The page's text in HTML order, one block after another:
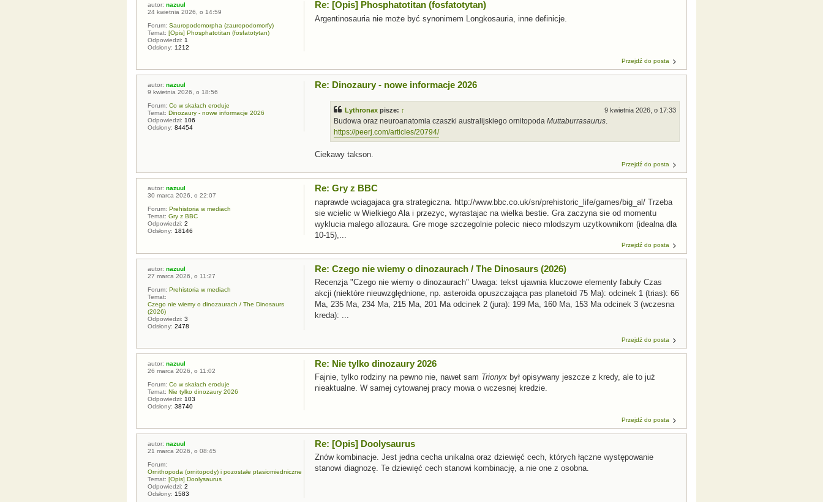
autor: nazuul
24 kwietnia 2026, o 14:59
Forum: Sauropodomorpha (zauropodomorfy)
Temat: [Opis] Phosphatotitan (fosfatotytan)
Odpowiedzi: 1
Odsłony: 1212
Re: [Opis] Phosphatotitan (fosfatotytan)
Argentinosauria nie może być synonimem Longkosauria, inne definicje.
Przejdź do posta
autor: nazuul
9 kwietnia 2026, o 18:56
Forum: Co w skałach eroduje
Temat: Dinozaury - nowe informacje 2026
Odpowiedzi: 106
Odsłony: 84454
Re: Dinozaury - nowe informacje 2026
Lythronaxpisze: ↑ 9 kwietnia 2026, o 17:33
Budowa oraz neuroanatomia czaszki australijskiego ornitopoda Muttaburrasaurus.
https://peerj.com/articles/20794/
Ciekawy takson.
Przejdź do posta
autor: nazuul
30 marca 2026, o 22:07
Forum: Prehistoria w mediach
Temat: Gry z BBC
Odpowiedzi: 2
Odsłony: 18146
Re: Gry z BBC
naprawde wciagajaca gra strategiczna. http://www.bbc.co.uk/sn/prehistoric_life/games/big_al/ Trzeba
sie wcielic w Wielkiego Ala i przezyc, wyrastajac na wielka bestie. Gra zaczyna sie od momentu
wyklucia malego allozaura. Gre moge szczegolnie polecic nieco mlodszym uzytkownikom (idealna dla
10-15),...
Przejdź do posta
autor: nazuul
27 marca 2026, o 11:27
Forum: Prehistoria w mediach
Temat:
Czego nie wiemy o dinozaurach / The Dinosaurs
(2026)
Odpowiedzi: 3
Odsłony: 2478
Re: Czego nie wiemy o dinozaurach / The Dinosaurs (2026)
Recenzja "Czego nie wiemy o dinozaurach" Uwaga: tekst ujawnia kluczowe elementy fabuły Czas
akcji (niektóre nieuwzględnione, np. asteroida opuszczająca pas planetoid 75 Ma): odcinek 1 (trias): 66
Ma, 235 Ma, 234 Ma, 215 Ma, 201 Ma odcinek 2 (jura): 199 Ma, 160 Ma, 153 Ma odcinek 3 (wczesna
kreda): ...
Przejdź do posta
autor: nazuul
26 marca 2026, o 11:02
Forum: Co w skałach eroduje
Temat: Nie tylko dinozaury 2026
Odpowiedzi: 103
Odsłony: 38740
Re: Nie tylko dinozaury 2026
Fajnie, tylko rodziny na pewno nie, nawet sam Trionyxbył opisywany jeszcze z kredy, ale to już
nieaktualne. W samej cytowanej pracy mowa o wczesnej kredzie.
Przejdź do posta
autor: nazuul
21 marca 2026, o 08:45
Forum:
Ornithopoda (ornitopody) i pozostałe ptasiomiedniczne
Temat: [Opis] Doolysaurus
Odpowiedzi: 2
Odsłony: 1583
Re: [Opis] Doolysaurus
Znów kombinacje. Jest jedna cecha unikalna oraz dziewięć cech, których łączne występowanie
stanowi diagnozę. Te dziewięć cech stanowi kombinację, a nie one z osobna.